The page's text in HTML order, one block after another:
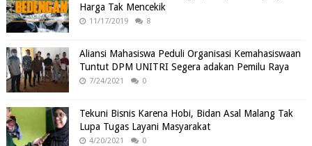
Harga Tak Mencekik
11/17/2019 8
Aliansi Mahasiswa Peduli Organisasi Kemahasiswaan
Tuntut DPM UNITRI Segera adakan Pemilu Raya
7/24/2021 0
Tekuni Bisnis Karena Hobi, Bidan Asal Malang Tak
Lupa Tugas Layani Masyarakat
4/20/2021 0